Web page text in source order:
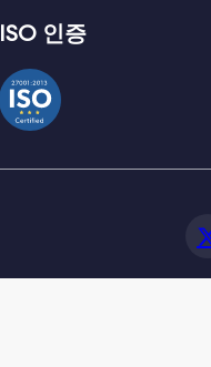
ISO 인증